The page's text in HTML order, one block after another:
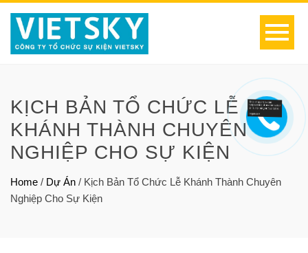
KỊCH BẢN TỔ CHỨC LỄ
KHÁNH THÀNH CHUYÊN
NGHIỆP CHO SỰ KIỆN
Home / Dự Án / Kịch Bản Tổ Chức Lễ Khánh Thành Chuyên
Nghiệp Cho Sự Kiện